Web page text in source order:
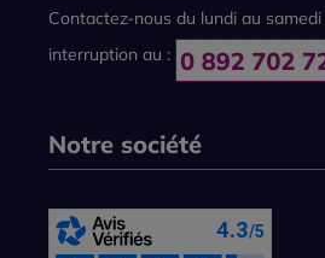
Contactez-nous du lundi au
interruption au :
Notre société